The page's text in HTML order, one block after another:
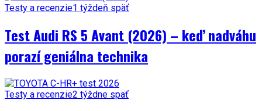
Testy a recenzie1 týždeň späť
Test Audi RS 5 Avant (2026) – keď nadváhu
porazí geniálna technika
Testy a recenzie2 týždne späť